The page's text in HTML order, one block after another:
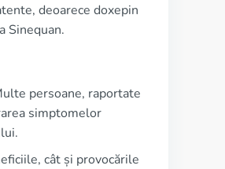
deoarece doxepin
Sinequan.
persoane, raportate
simptomelor
cât și provocările